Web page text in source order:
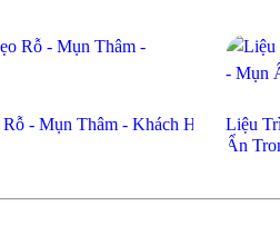
- Mụn Thâm - Khách Hàng
Liệu
Ẩn